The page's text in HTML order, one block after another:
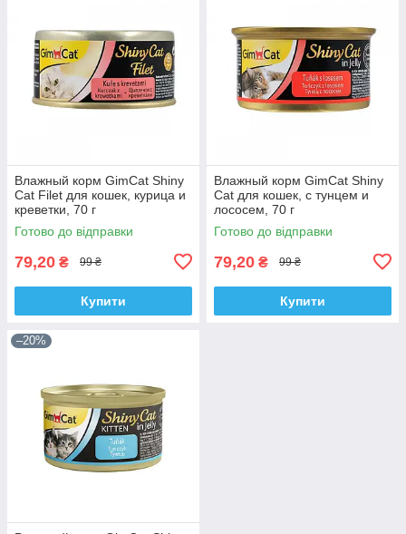
Влажный корм GimCat Shiny
Cat Filet для кошек, курица и
креветки, 70 г
Готово до відправки
79,20 ₴ 99 ₴
Купити
Влажный корм GimCat Shiny
Cat для кошек, с тунцем и
лососем, 70 г
Готово до відправки
79,20 ₴ 99 ₴
Купити
–20%